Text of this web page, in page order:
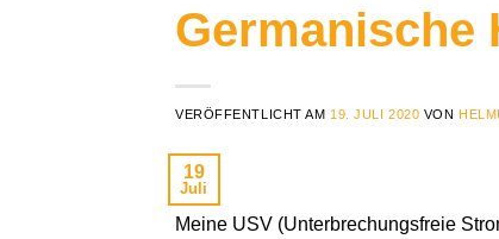
Germanische
VERÖFFENTLICHT AM 19. JULI 2020 VON
19
Juli
Meine USV (Unterbrechungsfreie